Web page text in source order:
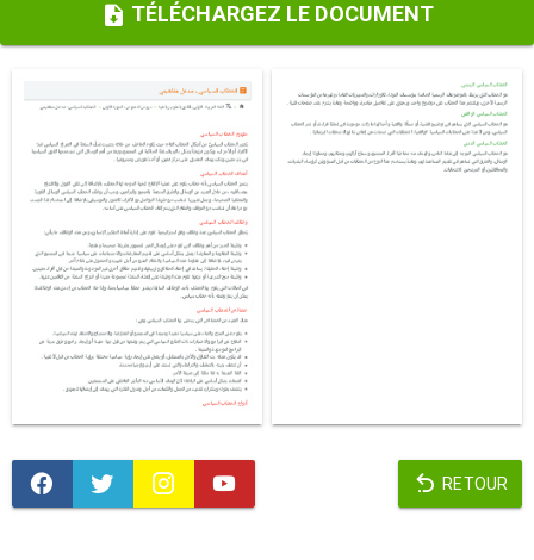
TÉLÉCHARGEZ LE DOCUMENT
RETOUR